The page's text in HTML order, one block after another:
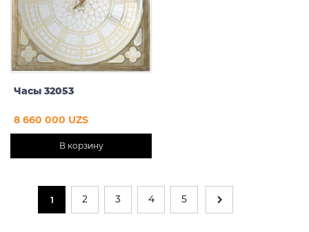
Часы 32053
8 660 000 UZS
В корзину
1 2 3 4 5